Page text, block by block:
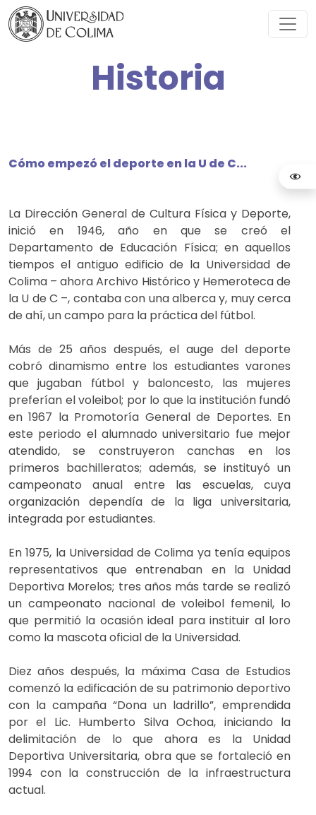
Historia
Cómo empezó el deporte en la U de C...
La Dirección General de Cultura Física y Deporte,
inició en 1946, año en que se creó el
Departamento de Educación Física; en aquellos
tiempos el antiguo edificio de la Universidad de
Colima – ahora Archivo Histórico y Hemeroteca de
la U de C –, contaba con una alberca y, muy cerca
de ahí, un campo para la práctica del fútbol.
Más de 25 años después, el auge del deporte
cobró dinamismo entre los estudiantes varones
que jugaban fútbol y baloncesto, las mujeres
preferían el voleibol; por lo que la institución fundó
en 1967 la Promotoría General de Deportes. En
este periodo el alumnado universitario fue mejor
atendido, se construyeron canchas en los
primeros bachilleratos; además, se instituyó un
campeonato anual entre las escuelas, cuya
organización dependía de la liga universitaria,
integrada por estudiantes.
En 1975, la Universidad de Colima ya tenía equipos
representativos que entrenaban en la Unidad
Deportiva Morelos; tres años más tarde se realizó
un campeonato nacional de voleibol femenil, lo
que permitió la ocasión ideal para instituir al loro
como la mascota oficial de la Universidad.
Diez años después, la máxima Casa de Estudios
comenzó la edificación de su patrimonio deportivo
con la campaña “Dona un ladrillo”, emprendida
por el Lic. Humberto Silva Ochoa, iniciando la
delimitación de lo que ahora es la Unidad
Deportiva Universitaria, obra que se fortaleció en
1994 con la construcción de la infraestructura
actual.